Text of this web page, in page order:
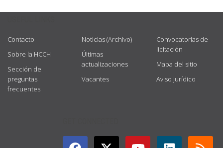
Contacto
Sobre la HCCH
Sección de
preguntas
frecuentes
Noticias (Archivo)
Últimas
actualizaciones
Vacantes
Convocatorias de
licitación
Mapa del sitio
Aviso jurídico